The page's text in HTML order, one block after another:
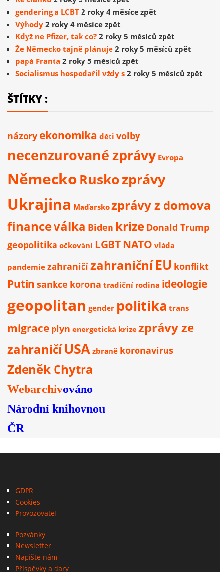
gendering a LCBT 2 roky 4 měsíce zpět
Výhody 2 roky 4 měsíce zpět
Když ne Pfizer, tak co? 2 roky 5 měsíců zpět
Že Německo tajně plánuje 2 roky 5 měsíců zpět
papá Franta 2 roky 5 měsíců zpět
Socialismus hospodařil vždy s 2 roky 5 měsíců zpět
ŠTÍTKY :
názory ekonomika děti volby
necenzurované zprávy Evropa
NěmeckoRuskozprávy
Ukrajina Maďarsko zprávy z domova
financeválka Biden krize Donald Trump
geopolitika očkování LGBTNATO vláda
pandemie zahraničízahraničníEU konflikt
Putin sankce korona tradiční rodina ideologie
geopolitan gender politika trans
migrace plyn energetická krize zprávy ze
zahraničíUSA zbraně koronavirus
Zdeněk Chytra
Webarchivováno
Národní knihovnou
ČR
GDPR
Cookies
Provozovatel
Pozvánky
Newsletter
Napište nám
Příspěvky a dary